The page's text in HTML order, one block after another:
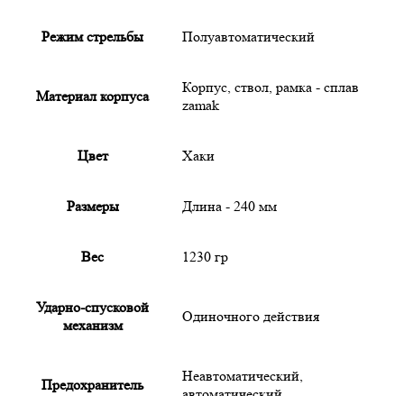
Режим стрельбы Полуавтоматический
Материал корпуса
Корпус, ствол, рамка - сплав
zamak
Цвет Хаки
Размеры Длина - 240 мм
Вес 1230 гр
Ударно-спусковой
механизм
Одиночного действия
Предохранитель
Неавтоматический,